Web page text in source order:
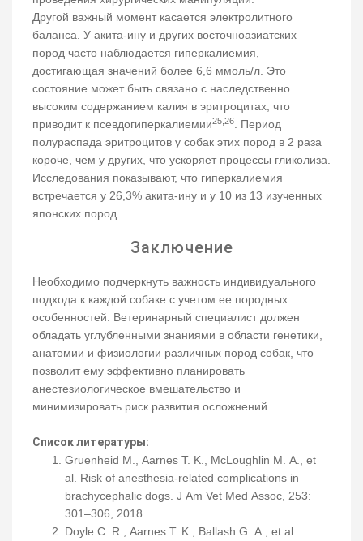
Другой важный момент касается электролитного
баланса. У акита-ину и других восточноазиатских
пород часто наблюдается гиперкалиемия,
достигающая значений более 6,6 ммоль/л. Это
состояние может быть связано с наследственно
высоким содержанием калия в эритроцитах, что
приводит к псевдогиперкалиемии25,26
. Период
полураспада эритроцитов у собак этих пород в 2 раза
короче, чем у других, что ускоряет процессы гликолиза.
Исследования показывают, что гиперкалиемия
встречается у 26,3% акита-ину и у 10 из 13 изученных
японских пород.
Заключение
Необходимо подчеркнуть важность индивидуального
подхода к каждой собаке с учетом ее породных
особенностей. Ветеринарный специалист должен
обладать углубленными знаниями в области генетики,
анатомии и физиологии различных пород собак, что
позволит ему эффективно планировать
анестезиологическое вмешательство и
минимизировать риск развития осложнений.
Список литературы:
Gruenheid M., Aarnes T. K., McLoughlin M. A., et
al. Risk of anesthesia-related complications in
brachycephalic dogs. J Am Vet Med Assoc, 253:
301–306, 2018.
Doyle C. R., Aarnes T. K., Ballash G. A., et al.